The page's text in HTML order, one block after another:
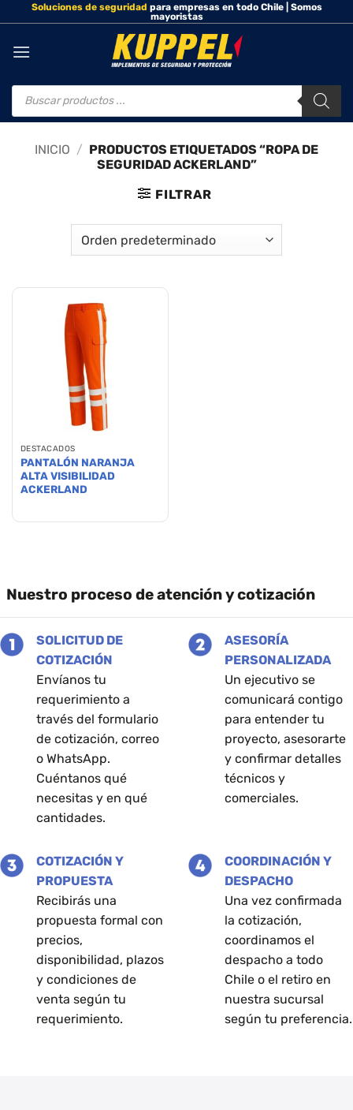
Saltar
al
contenido
Soluciones de seguridad para empresas en todo Chile | Somos
mayoristas
Búsqueda
INICIO / PRODUCTOS ETIQUETADOS “ROPA DE
SEGURIDAD ACKERLAND”
FILTRAR
DESTACADOS
PANTALÓN NARANJA
ALTA VISIBILIDAD
ACKERLAND
producto
Las
se
pueden
elegir
página
producto
Nuestro proceso de atención y cotización
SOLICITUD DE
COTIZACIÓN
Envíanos tu
requerimiento a
través del formulario
de cotización, correo
o WhatsApp.
Cuéntanos qué
necesitas y en qué
cantidades.
ASESORÍA
PERSONALIZADA
Un ejecutivo se
comunicará contigo
para entender tu
proyecto, asesorarte
y confirmar detalles
técnicos y
comerciales.
COTIZACIÓN Y
PROPUESTA
Recibirás una
propuesta formal con
precios,
disponibilidad, plazos
y condiciones de
venta según tu
requerimiento.
COORDINACIÓN Y
DESPACHO
Una vez confirmada
la cotización,
coordinamos el
despacho a todo
Chile o el retiro en
nuestra sucursal
según tu preferencia.